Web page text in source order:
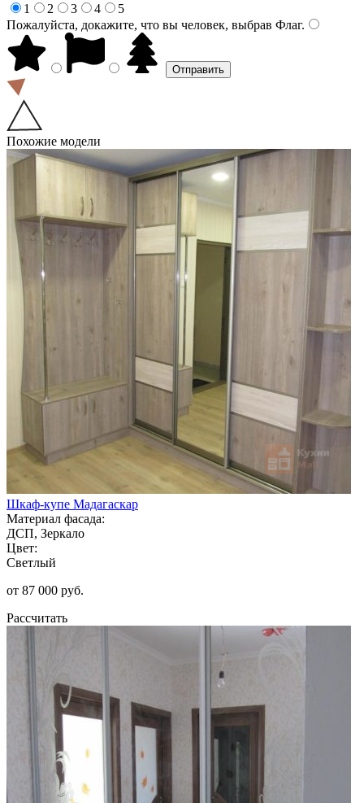
1
2 3 4
5
Пожалуйста, докажите, что вы человек, выбрав Флаг.
Похожие модели
Шкаф-купе Мадагаскар
Материал фасада:
ДСП, Зеркало
Цвет:
Светлый
от 87 000 руб.
Рассчитать